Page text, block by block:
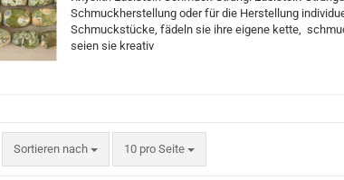
Schmuckherstellung oder für die Herstellung
Schmuckstücke, fädeln sie ihre eigene kette,
seien sie kreativ
Sortieren nach
Sortieren nach 10 pro Seite
pro Seite